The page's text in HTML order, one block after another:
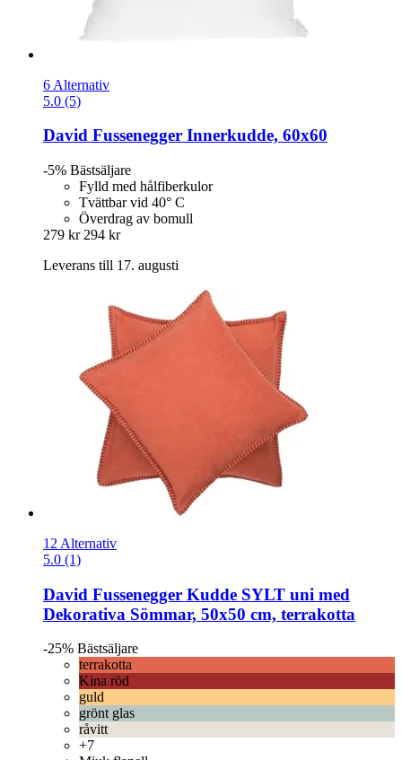
6 Alternativ
5.0 (5)
David Fussenegger Innerkudde, 60x60
-5% Bästsäljare
Fylld med hålfiberkulor
Tvättbar vid 40° C
Överdrag av bomull
279 kr 294 kr
Leverans till 17. augusti
12 Alternativ
5.0 (1)
David Fussenegger Kudde SYLT uni med
Dekorativa Sömmar, 50x50 cm, terrakotta
-25% Bästsäljare
terrakotta
Kina röd
guld
grönt glas
råvitt
+7